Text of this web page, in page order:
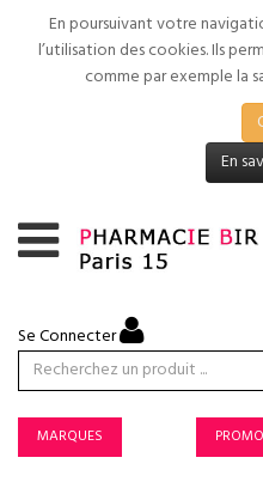
En poursuivant votre
l’utilisation des cookies. Ils
comme par exemple la
En
Se Connecter
MARQUES